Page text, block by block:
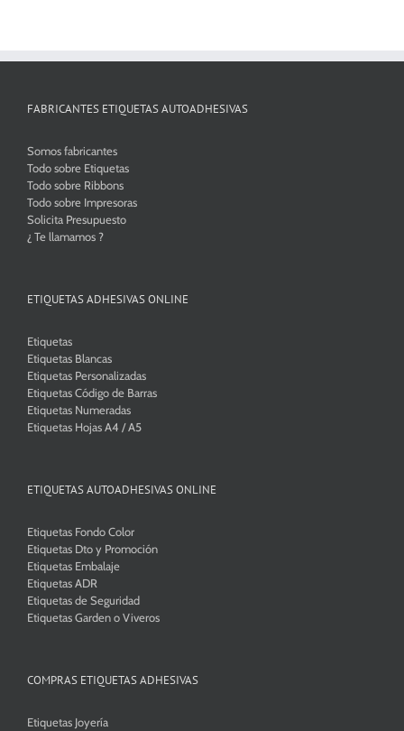
FABRICANTES ETIQUETAS AUTOADHESIVAS
Somos fabricantes
Todo sobre Etiquetas
Todo sobre Ribbons
Todo sobre Impresoras
Solicita Presupuesto
¿ Te llamamos ?
ETIQUETAS ADHESIVAS ONLINE
Etiquetas
Etiquetas Blancas
Etiquetas Personalizadas
Etiquetas Código de Barras
Etiquetas Numeradas
Etiquetas Hojas A4 / A5
ETIQUETAS AUTOADHESIVAS ONLINE
Etiquetas Fondo Color
Etiquetas Dto y Promoción
Etiquetas Embalaje
Etiquetas ADR
Etiquetas de Seguridad
Etiquetas Garden o Viveros
COMPRAS ETIQUETAS ADHESIVAS
Etiquetas Joyería